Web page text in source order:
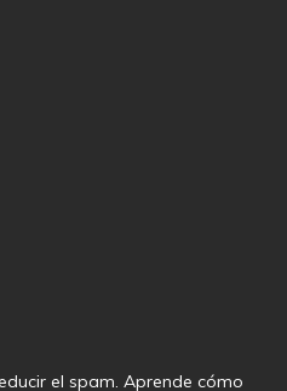
el spam. Aprende cómo